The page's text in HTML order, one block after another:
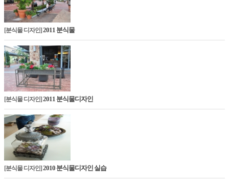
[분식물 디자인]2011 분식물
[분식물 디자인]2011 분식물디자인
[분식물 디자인]2010 분식물디자인 실습